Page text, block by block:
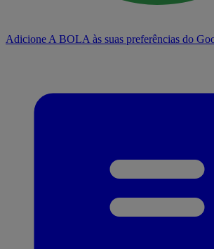
Adicione A BOLA às suas preferências do